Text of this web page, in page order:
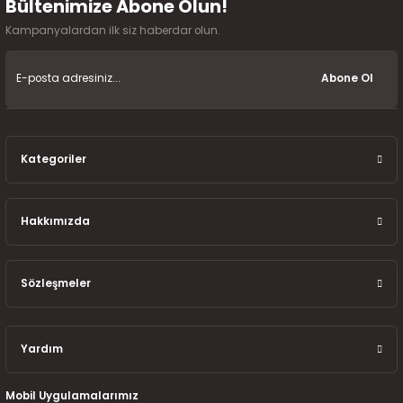
Bültenimize Abone Olun!
Kampanyalardan ilk siz haberdar olun.
Abone Ol
Kategoriler
Hakkımızda
Sözleşmeler
Yardım
Mobil Uygulamalarımız